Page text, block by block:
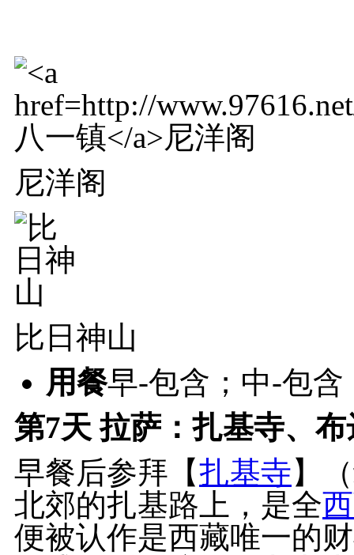
尼洋阁
比日神山
用餐早-包含；中-包
第7天 拉萨：扎基寺、
早餐后参拜【扎基寺】
北郊的扎基路上，是全
便被认作是西藏唯一的